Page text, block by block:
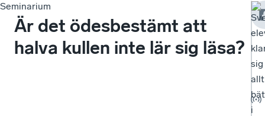
Seminarium
Är det ödesbestämt att
halva kullen inte lär sig läsa?
sig
allt
i